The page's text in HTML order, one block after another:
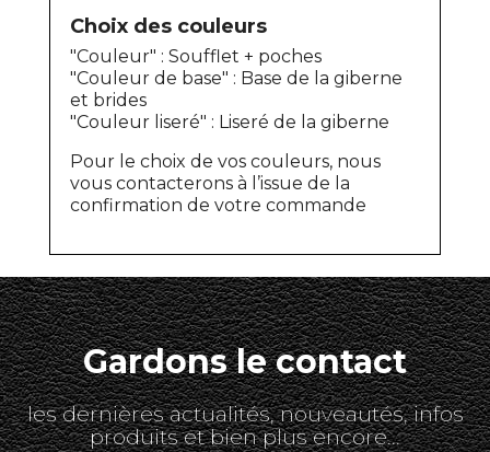
Choix des couleurs
"Couleur" : Soufflet + poches
"Couleur de base" : Base de la giberne
et brides
"Couleur liseré" : Liseré de la giberne
Pour le choix de vos couleurs, nous
vous contacterons à l’issue de la
confirmation de votre commande
Gardons le contact
les dernières actualités, nouveautés, infos
produits et bien plus encore...